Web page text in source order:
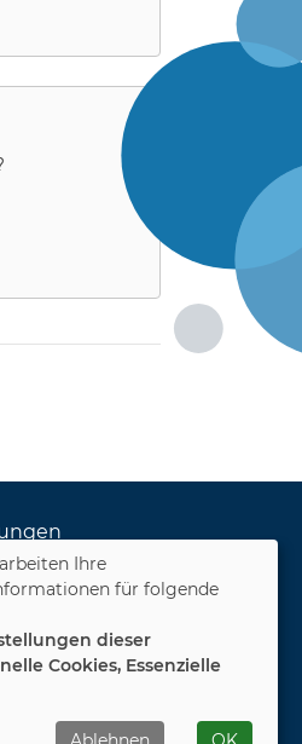
Ihre
für folgende
dieser
Cookies, Essenzielle